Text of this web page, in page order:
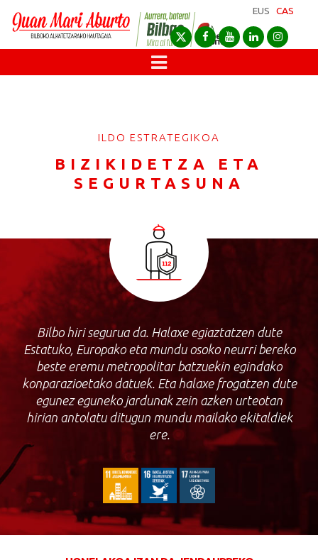
EUS CAS
ILDO ESTRATEGIKOA
BIZIKIDETZA ETA
SEGURTASUNA
Bilbo hiri segurua da. Halaxe egiaztatzen dute
Estatuko, Europako eta mundu osoko neurri bereko
beste eremu metropolitar batzuekin egindako
konparazioetako datuek. Eta halaxe frogatzen dute
egunez eguneko jardunak zein azken urteotan
hirian antolatu ditugun mundu mailako ekitaldiek
ere.